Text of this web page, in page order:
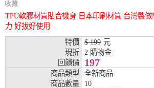
收藏
TPU軟膠材質貼合機身 日本印刷材質 台灣製
力 好拔好使用
特價
$ 199 元
現折
2 購物金
回饋價
197
商品類型
全新商品
商品數量
10
兆豐銀行、合作金庫、第
台灣企銀、台中銀行、匯
臺灣新光銀行、陽信銀行
銀、元大銀行、永豐銀行
行、星展銀行、台新銀行
託、台灣樂天、三信商銀